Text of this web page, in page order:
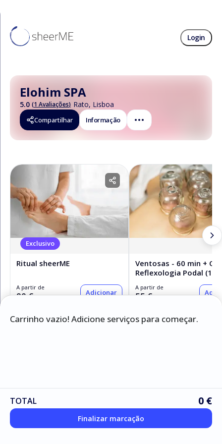
Login
Elohim SPA
5.0 (1 Avaliações) Rato, Lisboa
Compartilhar Informação
Exclusivo
Ritual sheerME
A partir de
90 € Adicionar
Ventosas - 60 min +
Reflexologia Podal
A partir de
55 €
Tratamentos Faciais e Corporais
Terapias Alternativas
Carrinho vazio! Adicione serviços para começar.
TOTAL 0 €
Finalizar marcação